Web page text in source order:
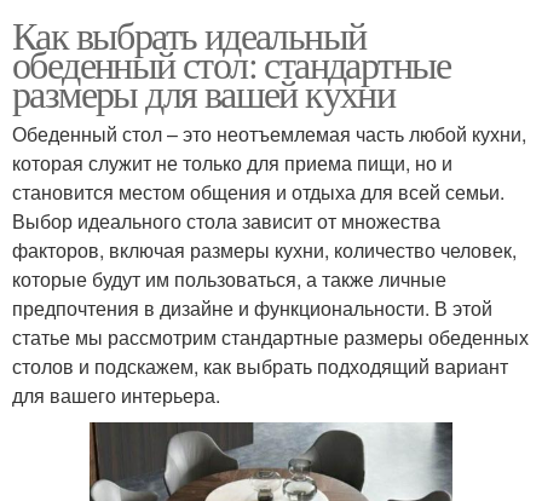
Как выбрать идеальный
обеденный стол: стандартные
размеры для вашей кухни
Обеденный стол – это неотъемлемая часть любой кухни,
которая служит не только для приема пищи, но и
становится местом общения и отдыха для всей семьи.
Выбор идеального стола зависит от множества
факторов, включая размеры кухни, количество человек,
которые будут им пользоваться, а также личные
предпочтения в дизайне и функциональности. В этой
статье мы рассмотрим стандартные размеры обеденных
столов и подскажем, как выбрать подходящий вариант
для вашего интерьера.